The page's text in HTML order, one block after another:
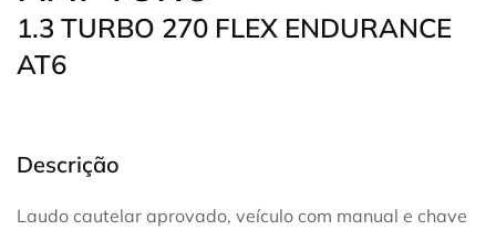
1.3 TURBO 270 FLEX ENDURANCE
AT6
Descrição
Laudo cautelar aprovado, veículo com manual e chave